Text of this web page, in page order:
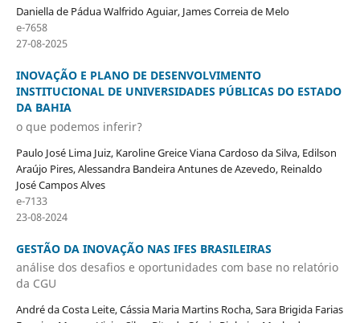
Daniella de Pádua Walfrido Aguiar, James Correia de Melo
e-7658
27-08-2025
INOVAÇÃO E PLANO DE DESENVOLVIMENTO
INSTITUCIONAL DE UNIVERSIDADES PÚBLICAS DO ESTADO
DA BAHIA
o que podemos inferir?
Paulo José Lima Juiz, Karoline Greice Viana Cardoso da Silva, Edilson
Araújo Pires, Alessandra Bandeira Antunes de Azevedo, Reinaldo
José Campos Alves
e-7133
23-08-2024
GESTÃO DA INOVAÇÃO NAS IFES BRASILEIRAS
análise dos desafios e oportunidades com base no relatório
da CGU
André da Costa Leite, Cássia Maria Martins Rocha, Sara Brigida Farias